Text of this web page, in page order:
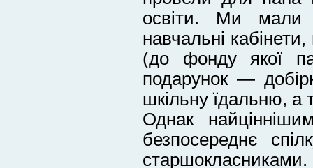
освіти. Ми мали
навчальні
(до фонду якої
подарунок —
шкільну їдальню, а
Однак
безпосереднє